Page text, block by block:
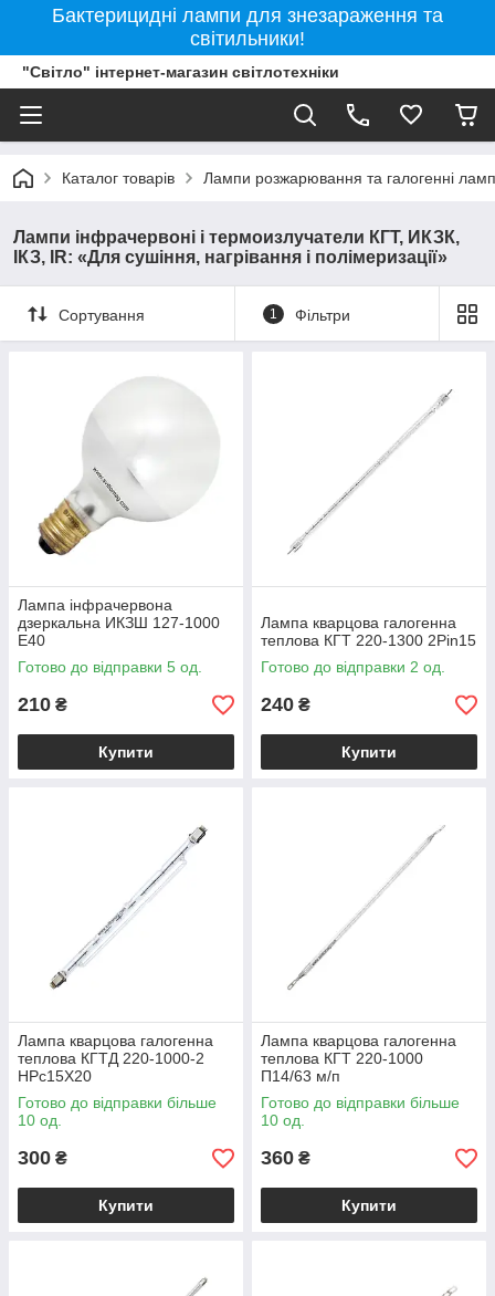
Бактерицидні лампи для знезараження та
світильники!
"Світло" інтернет-магазин світлотехніки
Каталог товарів Лампи розжарювання та галогенні
Лампи інфрачервоні і термоизлучатели КГТ, ИКЗК,
ІКЗ, IR: «Для сушіння, нагрівання і полімеризації»
Сортування 1 Фільтри
Лампа інфрачервона
дзеркальна ИКЗШ 127-1000
Е40
Готово до відправки 5 од.
210 ₴
Купити
Лампа кварцова галогенна
теплова КГТ 220-1300 2Pin15
Готово до відправки 2 од.
240 ₴
Купити
Лампа кварцова галогенна
теплова КГТД 220-1000-2
НPc15X20
Готово до відправки більше
10 од.
300 ₴
Купити
Лампа кварцова галогенна
теплова КГТ 220-1000
П14/63 м/п
Готово до відправки більше
10 од.
360 ₴
Купити